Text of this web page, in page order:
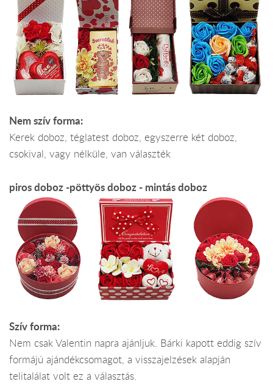
Nem szív forma:
Kerek doboz, téglatest doboz, egyszerre két doboz,
csokival, vagy nélküle, van választék
piros doboz -pöttyös doboz - mintás doboz
Szív forma:
Nem csak Valentin napra ajánljuk. Bárki kapott eddig szív
formájú ajándékcsomagot, a visszajelzések alapján
telitalálat volt ez a választás.